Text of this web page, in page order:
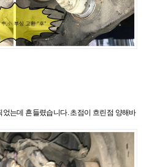
는데 흔들렸습니다. 초점이 흐린점 양해바